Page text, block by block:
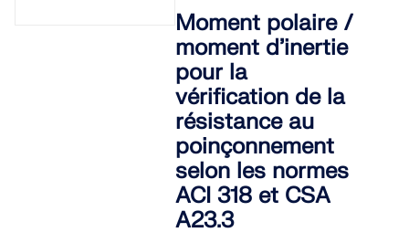
Analyse aux éléments finis pour les
assemblages en acier
Concevez et analysez des connexions en acier en
utilisant le CBFEM, conforme aux normes EN
1993‑1‑8 et AISC 360, entièrement intégré dans
RFEM 6 pour des flux de travail structurels plus
Moment polaire /
moment d’inertie
pour la
vérification de la
résistance au
poinçonnement
selon les normes
ACI 318 et CSA
A23.3